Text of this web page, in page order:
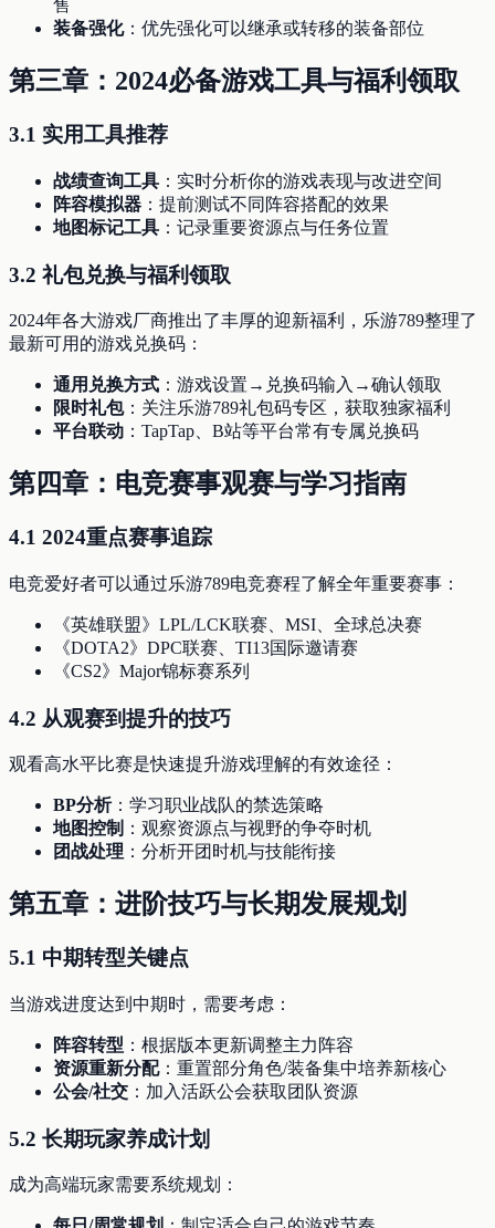
售
装备强化：优先强化可以继承或转移的装备部位
第三章：2024必备游戏工具与福利领取
3.1 实用工具推荐
战绩查询工具 ：实时分析你的游戏表现与改进空间
阵容模拟器 ：提前测试不同阵容搭配的效果
地图标记工具 ：记录重要资源点与任务位置
3.2 礼包兑换与福利领取
2024年各大游戏厂商推出了丰厚的迎新福利，乐游789整理了
最新可用的游戏兑换码：
通用兑换方式 ：游戏设置→兑换码输入→确认领取
限时礼包：关注乐游789礼包码专区，获取独家福利
平台联动 ：TapTap、B站等平台常有专属兑换码
第四章：电竞赛事观赛与学习指南
4.1 2024重点赛事追踪
电竞爱好者可以通过乐游789电竞赛程了解全年重要赛事：
《英雄联盟》LPL/LCK联赛、MSI、全球总决赛
《DOTA2》DPC联赛、TI13国际邀请赛
《CS2》Major锦标赛系列
4.2 从观赛到提升的技巧
观看高水平比赛是快速提升游戏理解的有效途径：
BP分析：学习职业战队的禁选策略
地图控制 ：观察资源点与视野的争夺时机
团战处理 ：分析开团时机与技能衔接
第五章：进阶技巧与长期发展规划
5.1 中期转型关键点
当游戏进度达到中期时，需要考虑：
阵容转型 ：根据版本更新调整主力阵容
资源重新分配：重置部分角色/装备集中培养新核心
公会/社交 ：加入活跃公会获取团队资源
5.2 长期玩家养成计划
成为高端玩家需要系统规划：